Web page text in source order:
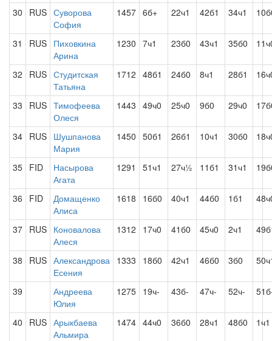
30 RUS Суворова
София
1457 6б+ 22ч1 42б1 34ч1
31 RUS Пиховкина
Арина
1230 7ч1 23б0 43ч1 35б0
32 RUS Студитская
Татьяна
1712 48б1 24б0 8ч1 28б1
33 RUS Тимофеева
Олеся
1443 49ч0 25ч0 9б0 29ч0
34 RUS Шушпанова
Мария
1450 50б1 26б1 10ч1 30б0
35 FID
Насырова
Агата
1291 51ч1 27ч½ 11б1 31ч1
36 FID
Домащенко
Алиса
1618 16б0 40ч1 44б0 1б1
37 RUS Коновалова
Алеся
1312 17ч0 41б0 45ч0 2ч1
38 RUS Александрова
Есения
1333 18б0 42ч1 46б0 3б0
39
Андреева
Юлия
1275 19ч- 43б- 47ч- 52ч-
40 RUS Арыкбаева
Альмира
1474 44ч0 36б0 28ч1 48б0 1ч1